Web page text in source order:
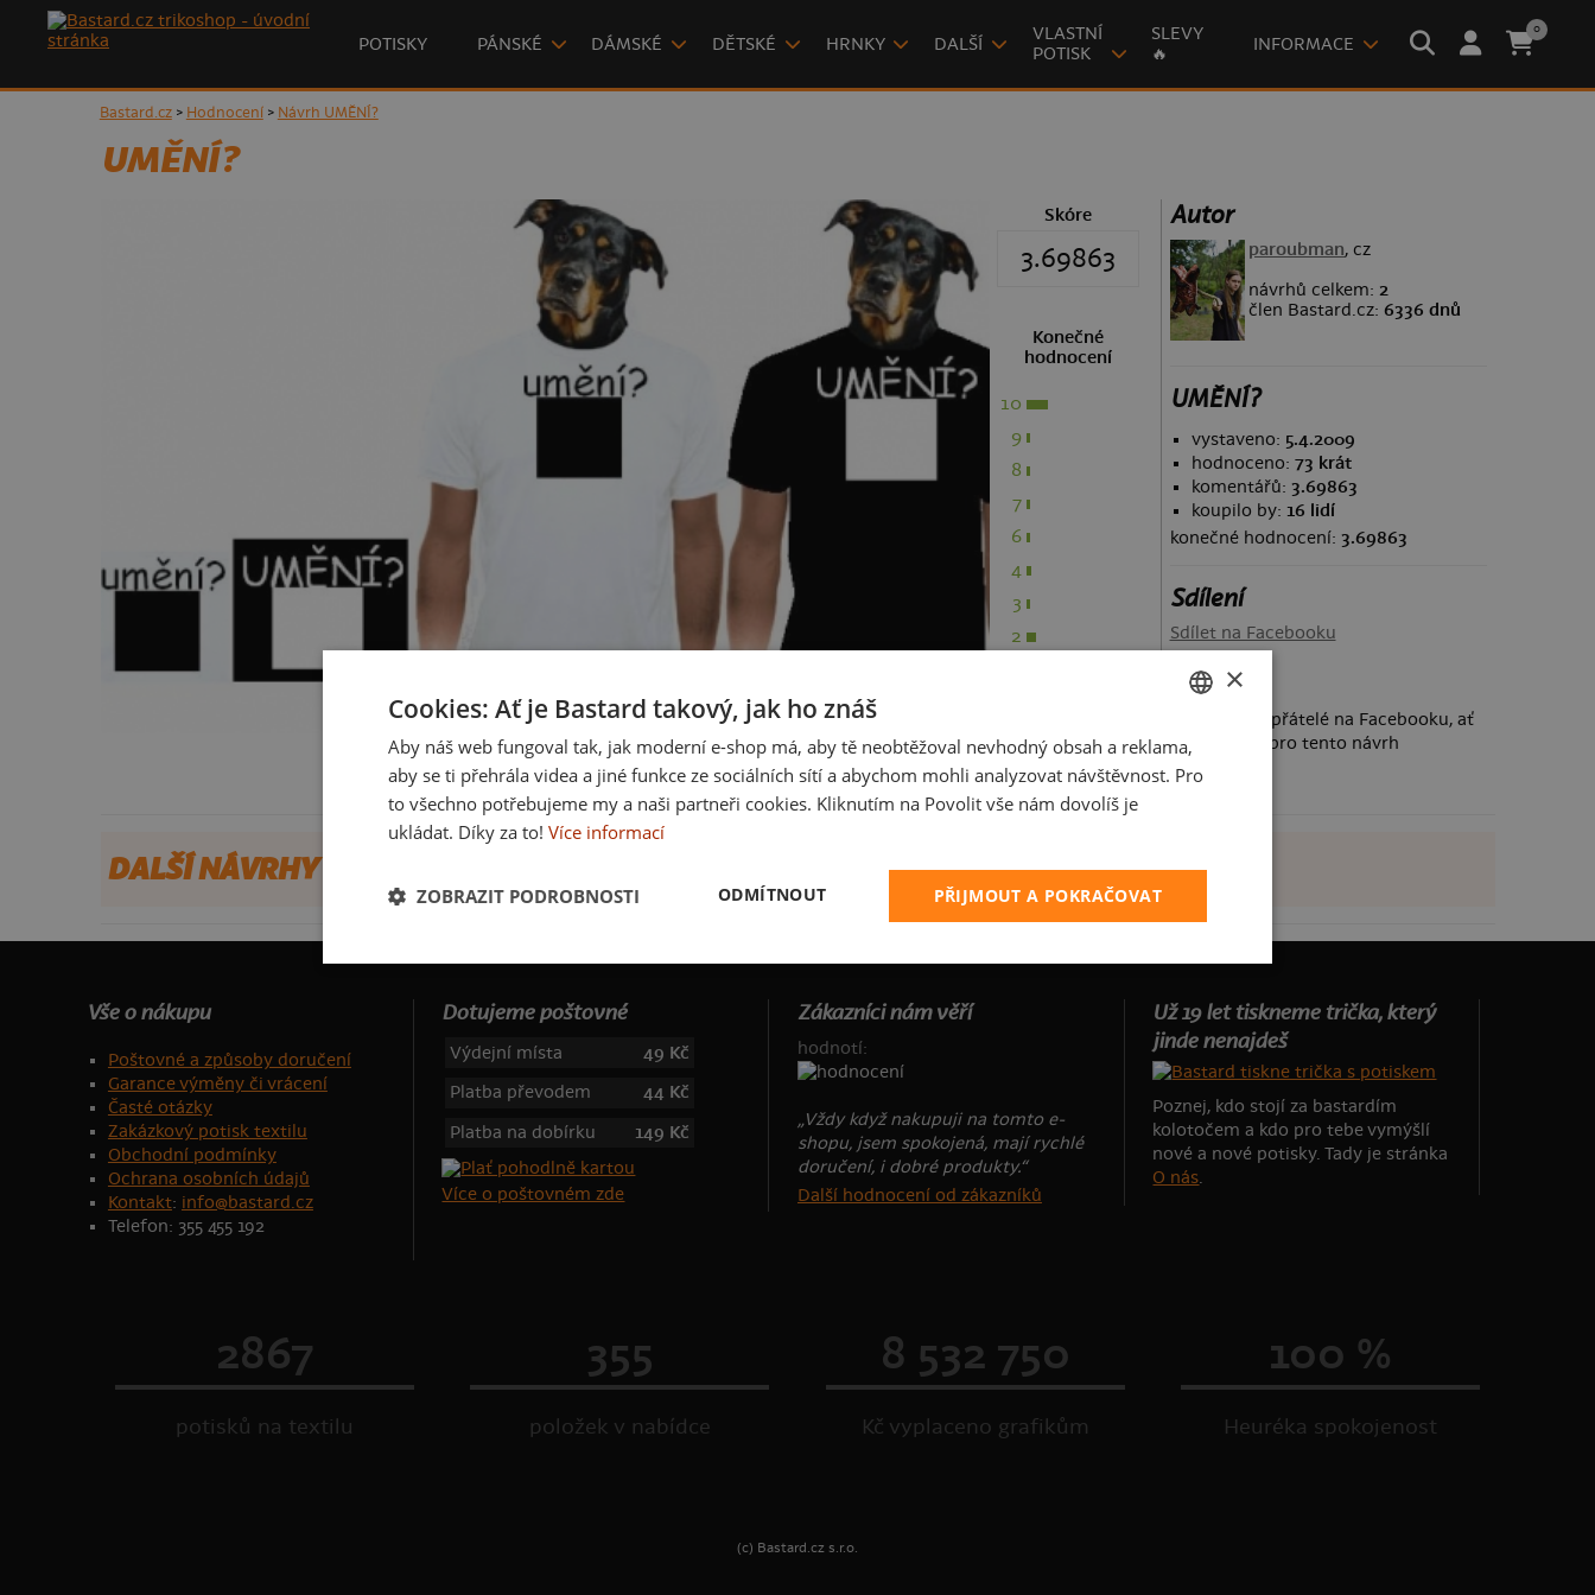
POTISKY PÁNSKÉ DÁMSKÉ DĚTSKÉ HRNKY DALŠÍ
VLASTNÍ
POTISK
SLEVY
🔥
INFORMACE
0
Bastard.cz> Hodnocení> Návrh UMĚNÍ?
UMĚNÍ?
Skóre
3.69863
Konečné
hodnocení
10
9
8
7
6
4
3
2
Autor
paroubman, cz
návrhů celkem:2
člen Bastard.cz:6336 dnů
UMĚNÍ?
vystaveno: 5.4.2009
hodnoceno: 73 krát
komentářů: 3.69863
koupilo by: 16 lidí
konečné hodnocení: 3.69863
Sdílení
Sdílet na Facebooku
Požádej své přátelé na Facebooku, ať
taky hlasují pro tento návrh
DALŠÍ NÁVRHY OD PAROUBMAN
Vše o nákupu
Poštovné a způsoby doručení
Garance výměny či vrácení
Časté otázky
Zakázkový potisk textilu
Obchodní podmínky
Ochrana osobních údajů
Kontakt: info@bastard.cz
Telefon: 355 455 192
Dotujeme poštovné
Výdejní místa
49 Kč
Platba převodem
44 Kč
Platba na dobírku
149 Kč
Více o poštovném zde
Zákazníci nám věří
hodnotí:
„Vždy když nakupuji na tomto e-
shopu, jsem spokojená, mají rychlé
doručení, i dobré produkty.“
Další hodnocení od zákazníků
Už 19 let tiskneme trička, který
jinde nenajdeš
Poznej, kdo stojí za bastardím
kolotočem a kdo pro tebe vymýšlí
nové a nové potisky. Tady je stránka
O nás.
2867
potisků na textilu
355
položek v nabídce
8 532 750
Kč vyplaceno grafikům
100 %
Heuréka spokojenost
(c) Bastard.cz s.r.o.
CZECH
SLOVAK
×
Cookies: Ať je Bastard takový, jak ho znáš
Aby náš web fungoval tak, jak moderní e-shop má, aby tě neobtěžoval nevhodný obsah a reklama,
aby se ti přehrála videa a jiné funkce ze sociálních sítí a abychom mohli analyzovat návštěvnost. Pro
to všechno potřebujeme my a naši partneři cookies. Kliknutím na Povolit vše nám dovolíš je
ukládat. Díky za to! Více informací
PŘIJMOUT A POKRAČOVAT
ODMÍTNOUT
ZOBRAZIT PODROBNOSTI